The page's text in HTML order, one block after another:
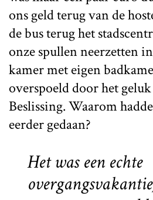
ons geld terug van de
de bus terug het
onze spullen neerzetten
kamer met eigen
overspoeld door het
Beslissing. Waarom
eerder gedaan?
Het was een echte